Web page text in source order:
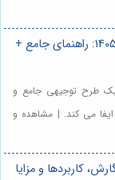
راهنمای جامع⭐️ طرح توجیهی کسب و کار 1405: راهنمای جامع +
- در سال 1405، تدوین یک طرح توجیهی جامع و
می کند. | مشاهده و
کاربردها و مزایا